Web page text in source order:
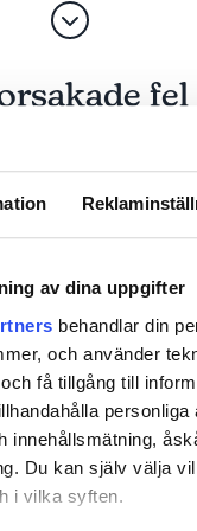
av dina uppgifter
behandlar din
och använder
få tillgång till
personliga
innehållsmätning,
Du kan själv välja
i vilka syften.
fel
och tog
05:03| UPPDATERAD17